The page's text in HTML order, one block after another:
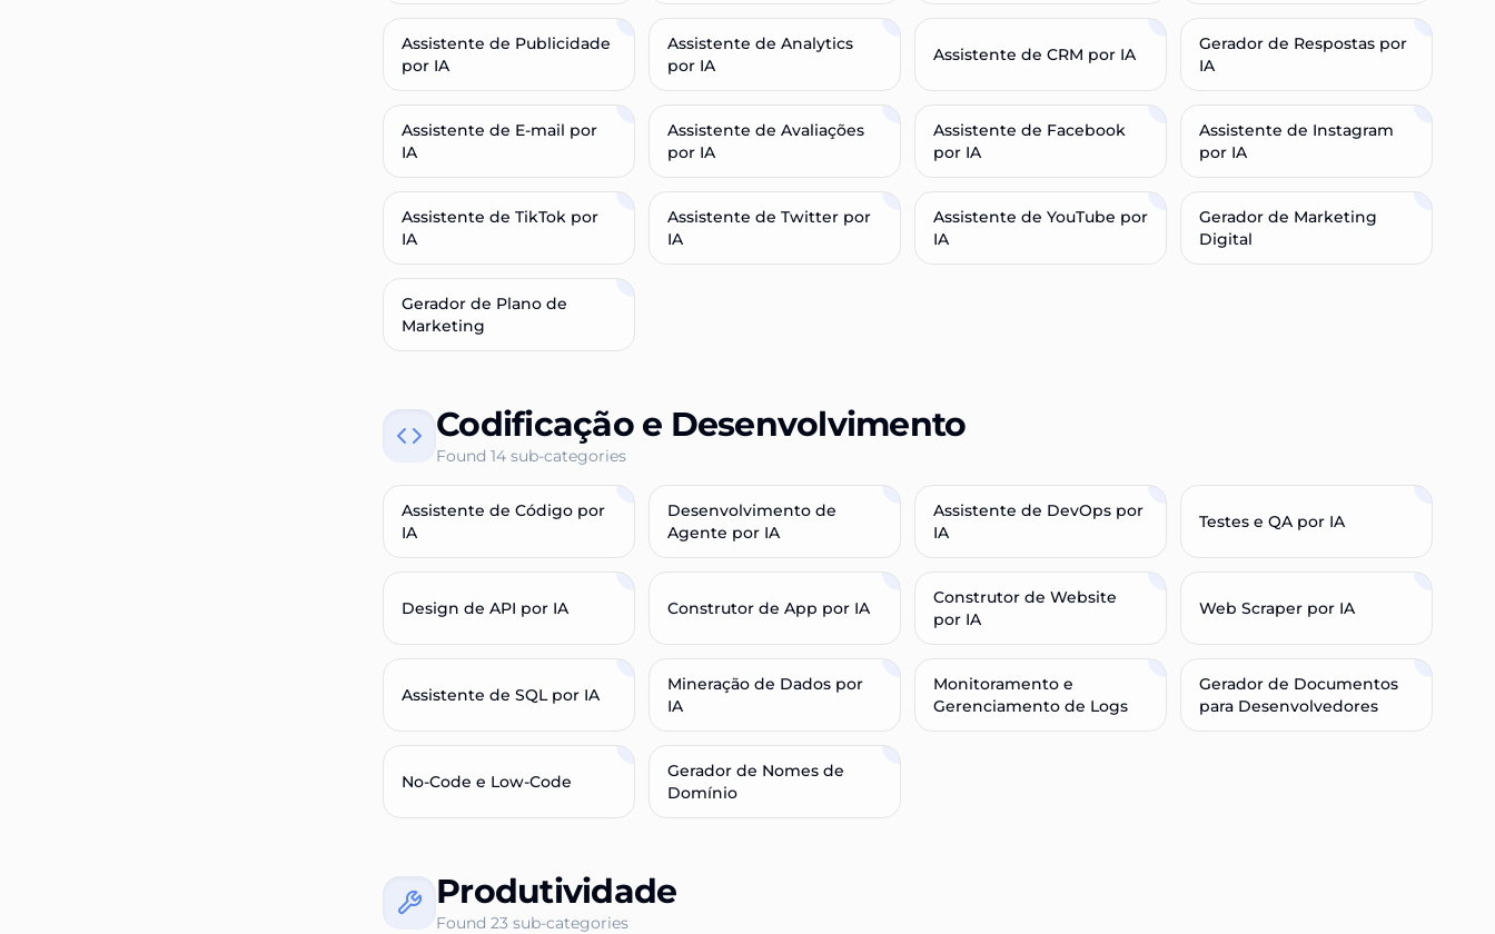
Assistente de Publicidade
por IA
Assistente de Analytics
por IA
Assistente de CRM por IA
Gerador de Respostas por
IA
Assistente de E-mail por
IA
Assistente de Avaliações
por IA
Assistente de Facebook
por IA
Assistente de Instagram
por IA
Assistente de TikTok por
IA
Assistente de Twitter por
IA
Assistente de YouTube por
IA
Gerador de Marketing
Digital
Gerador de Plano de
Marketing
Codificação e Desenvolvimento
Found 14 sub-categories
Assistente de Código por
IA
Desenvolvimento de
Agente por IA
Assistente de DevOps por
IA
Testes e QA por IA
Design de API por IA Construtor de App por IA
Construtor de Website
por IA
Web Scraper por IA
Assistente de SQL por IA
Mineração de Dados por
IA
Monitoramento e
Gerenciamento de Logs
Gerador de Documentos
para Desenvolvedores
No-Code e Low-Code
Gerador de Nomes de
Domínio
Produtividade
Found 23 sub-categories